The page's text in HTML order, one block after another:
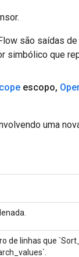
são saídas
simbólico que
escopo,
uma
de linhas que